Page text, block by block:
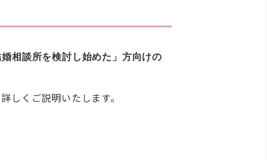
相談所を検討し始めた」方向けの
しくご説明いたします。